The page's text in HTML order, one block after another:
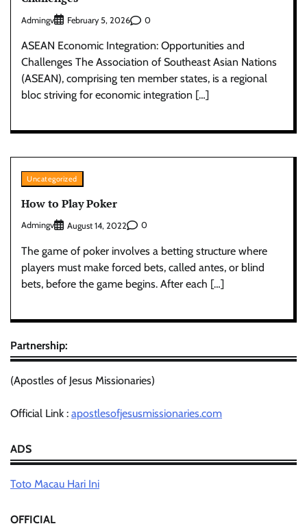
Admingv February 5, 2026 0
ASEAN Economic Integration: Opportunities and
Challenges The Association of Southeast Asian Nations
(ASEAN), comprising ten member states, is a regional
bloc striving for economic integration […]
Uncategorized
How to Play Poker
Admingv August 14, 2022 0
The game of poker involves a betting structure where
players must make forced bets, called antes, or blind
bets, before the game begins. After each […]
Partnership:
(Apostles of Jesus Missionaries)
Official Link : apostlesofjesusmissionaries.com
ADS
Toto Macau Hari Ini
OFFICIAL